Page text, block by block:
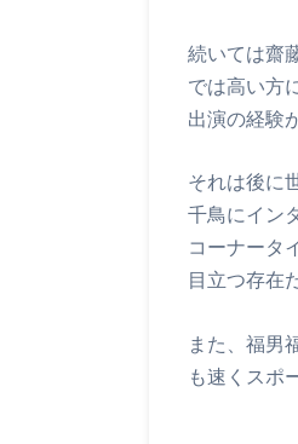
続いては齋
では高い方
出演の経験
それは後に
千鳥にイン
コーナータ
目立つ存在
また、福男
も速くスポ